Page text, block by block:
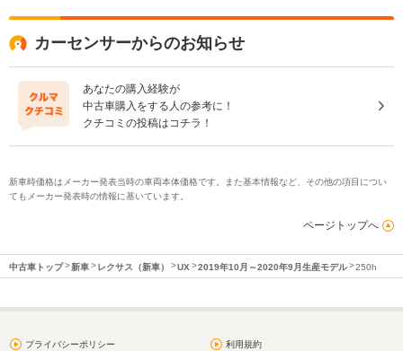
カーセンサーからのお知らせ
あなたの購入経験が
中古車購入をする人の参考に！
クチコミの投稿はコチラ！
新車時価格はメーカー発表当時の車両本体価格です。また基本情報など、その他の項目につい
てもメーカー発表時の情報に基いています。
ページトップへ
中古車トップ 新車 レクサス（新車） UX 2019年10月～2020年9月生産モデル 250h
プライバシーポリシー 利用規約